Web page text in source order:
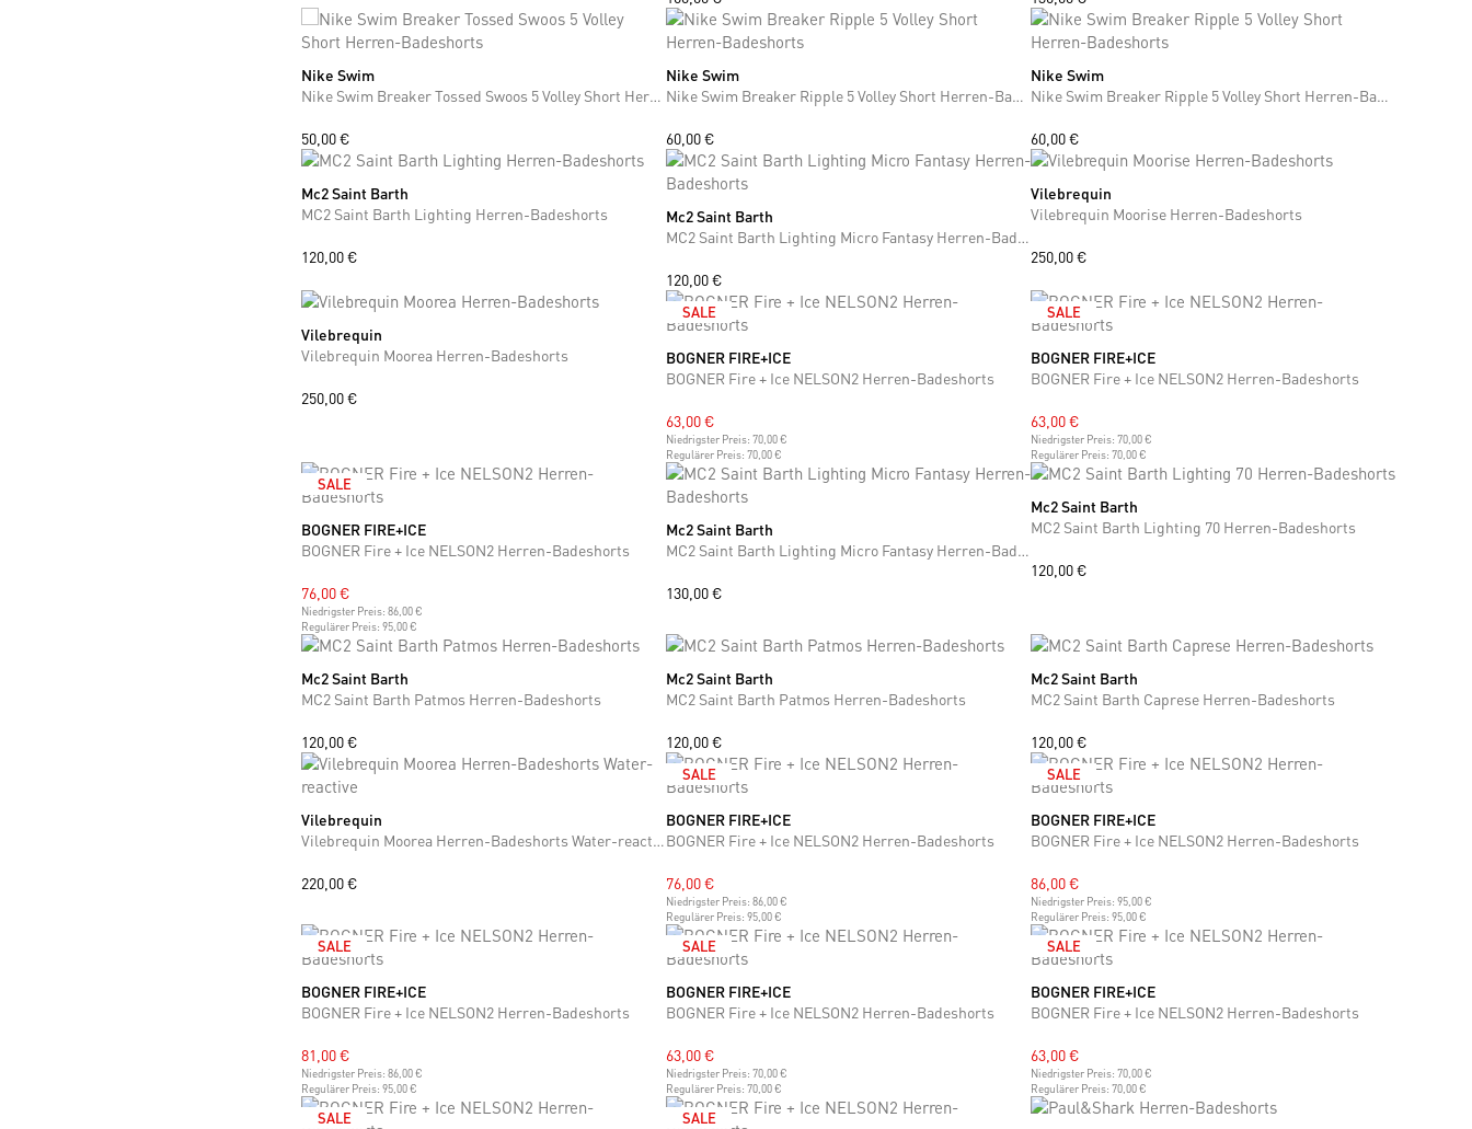
S M
Nike Swim
Nike Swim Breaker Tossed Swoos 5 Volley Short Herren-Badeshorts
50,00 €
M L
Nike Swim
Nike Swim Breaker Ripple 5 Volley Short Herren-Badeshorts
60,00 €
S L
Nike Swim
Nike Swim Breaker Ripple 5 Volley Short Herren-Badeshorts
60,00 €
M L
Mc2 Saint Barth
MC2 Saint Barth Lighting Herren-Badeshorts
120,00 €
S M L XL XXL
+6
Mc2 Saint Barth
MC2 Saint Barth Lighting Micro Fantasy Herren-Badeshorts
120,00 €
M L XL XXL
Vilebrequin
Vilebrequin Moorise Herren-Badeshorts
250,00 €
M L XL XXL
Vilebrequin
Vilebrequin Moorea Herren-Badeshorts
250,00 €
SALE
M L XL XXL
BOGNER FIRE+ICE
BOGNER Fire + Ice NELSON2 Herren-Badeshorts
63,00 €
Niedrigster Preis: 70,00 €
Regulärer Preis: 70,00 €
SALE
S M L XXL
BOGNER FIRE+ICE
BOGNER Fire + Ice NELSON2 Herren-Badeshorts
63,00 €
Niedrigster Preis: 70,00 €
Regulärer Preis: 70,00 €
SALE
M L XL XXL
BOGNER FIRE+ICE
BOGNER Fire + Ice NELSON2 Herren-Badeshorts
76,00 €
Niedrigster Preis: 86,00 €
Regulärer Preis: 95,00 €
S M L XL XXL
+6
Mc2 Saint Barth
MC2 Saint Barth Lighting Micro Fantasy Herren-Badeshorts
130,00 €
S M L XL XXL
Mc2 Saint Barth
MC2 Saint Barth Lighting 70 Herren-Badeshorts
120,00 €
S M L XL XXL
Mc2 Saint Barth
MC2 Saint Barth Patmos Herren-Badeshorts
120,00 €
S M L XL XXL
Mc2 Saint Barth
MC2 Saint Barth Patmos Herren-Badeshorts
120,00 €
S M L XL
Mc2 Saint Barth
MC2 Saint Barth Caprese Herren-Badeshorts
120,00 €
M L XL XXL
Vilebrequin
Vilebrequin Moorea Herren-Badeshorts Water-reactive
220,00 €
SALE
S M L XL XXL3XL
BOGNER FIRE+ICE
BOGNER Fire + Ice NELSON2 Herren-Badeshorts
76,00 €
Niedrigster Preis: 86,00 €
Regulärer Preis: 95,00 €
SALE
XL
BOGNER FIRE+ICE
BOGNER Fire + Ice NELSON2 Herren-Badeshorts
86,00 €
Niedrigster Preis: 95,00 €
Regulärer Preis: 95,00 €
SALE
S M L XL XXL
BOGNER FIRE+ICE
BOGNER Fire + Ice NELSON2 Herren-Badeshorts
81,00 €
Niedrigster Preis: 86,00 €
Regulärer Preis: 95,00 €
SALE
M L XXL3XL
BOGNER FIRE+ICE
BOGNER Fire + Ice NELSON2 Herren-Badeshorts
63,00 €
Niedrigster Preis: 70,00 €
Regulärer Preis: 70,00 €
SALE
M
BOGNER FIRE+ICE
BOGNER Fire + Ice NELSON2 Herren-Badeshorts
63,00 €
Niedrigster Preis: 70,00 €
Regulärer Preis: 70,00 €
SALE SALE